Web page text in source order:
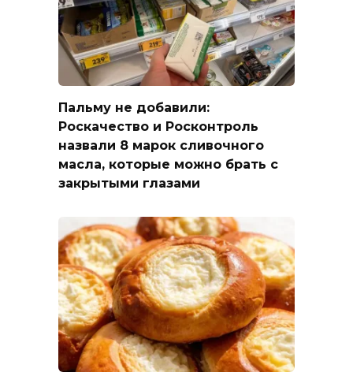
Пальму не добавили:
Роскачество и Росконтроль
назвали 8 марок сливочного
масла, которые можно брать с
закрытыми глазами